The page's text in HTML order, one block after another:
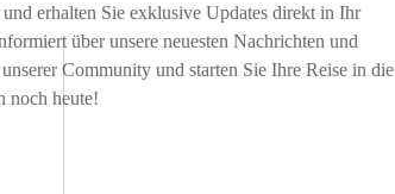
erhalten Sie exklusive Updates direkt in Ihr
über unsere neuesten Nachrichten und
Community und starten Sie Ihre Reise in die
noch heute!